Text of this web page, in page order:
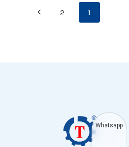
تنقل
1
2
الصفحة
Whatsapp